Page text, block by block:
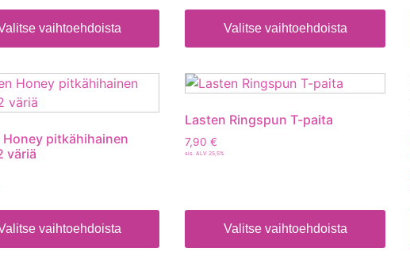
vaihtoehdoista Valitse vaihtoehdoista
Honey pitkähihainen
väriä
vaihtoehdoista
Lasten Ringspun T-paita
7,90 €
sis. ALV 25,5%
Valitse vaihtoehdoista